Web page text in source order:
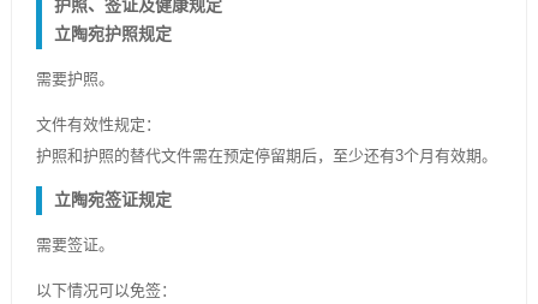
护照、签证及健康规定
立陶宛护照规定
需要护照。
文件有效性规定：
护照和护照的替代文件需在预定停留期后，至少还有3个月有效期。
立陶宛签证规定
需要签证。
以下情况可以免签：